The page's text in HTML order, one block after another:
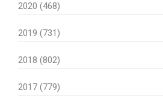
2020 (468)
2019 (731)
2018 (802)
2017 (779)